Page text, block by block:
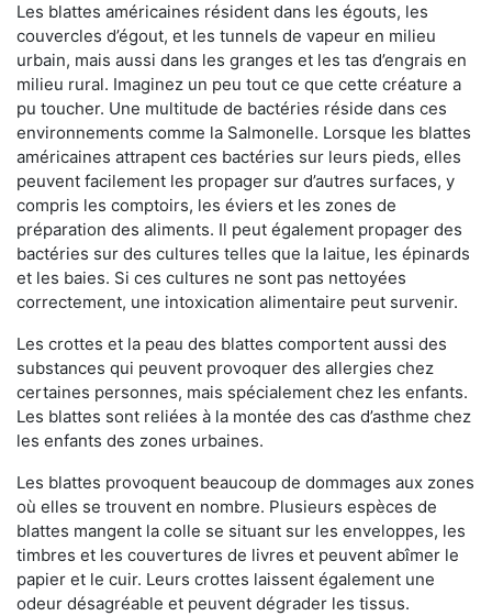
Les blattes américaines résident dans les égouts, les
couvercles d’égout, et les tunnels de vapeur en milieu
urbain, mais aussi dans les granges et les tas d’engrais en
milieu rural. Imaginez un peu tout ce que cette créature a
pu toucher. Une multitude de bactéries réside dans ces
environnements comme la Salmonelle. Lorsque les blattes
américaines attrapent ces bactéries sur leurs pieds, elles
peuvent facilement les propager sur d’autres surfaces, y
compris les comptoirs, les éviers et les zones de
préparation des aliments. Il peut également propager des
bactéries sur des cultures telles que la laitue, les épinards
et les baies. Si ces cultures ne sont pas nettoyées
correctement, une intoxication alimentaire peut survenir.
Les crottes et la peau des blattes comportent aussi des
substances qui peuvent provoquer des allergies chez
certaines personnes, mais spécialement chez les enfants.
Les blattes sont reliées à la montée des cas d’asthme chez
les enfants des zones urbaines.
Les blattes provoquent beaucoup de dommages aux zones
où elles se trouvent en nombre. Plusieurs espèces de
blattes mangent la colle se situant sur les enveloppes, les
timbres et les couvertures de livres et peuvent abîmer le
papier et le cuir. Leurs crottes laissent également une
odeur désagréable et peuvent dégrader les tissus.